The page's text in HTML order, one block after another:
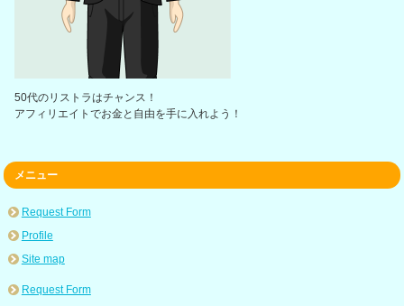
50代のリストラはチャンス！
アフィリエイトでお金と自由を手に入れよう！
メニュー
Request Form
Profile
Site map
Request Form